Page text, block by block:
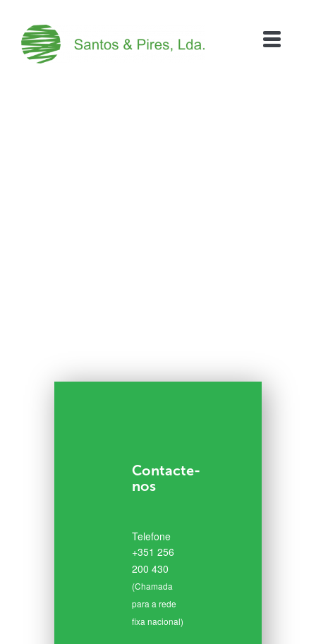
Contacte-
nos
Telefone
+351 256
200 430
(Chamada
para a rede
fixa nacional)